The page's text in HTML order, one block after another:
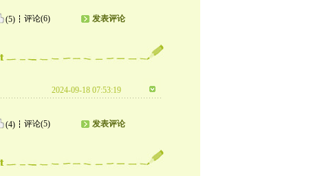
(5) 评论(6) 发表评论
2024-09-18 07:53:19
(4) 评论(5) 发表评论